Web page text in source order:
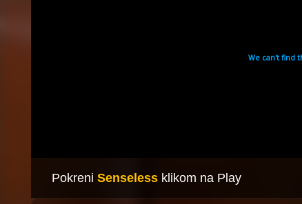
Pokreni Senseless klikom na Play